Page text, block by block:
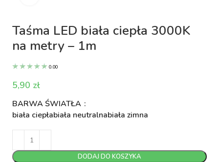
Taśma LED biała ciepła 3000K
na metry – 1m
0.00
zł
BARWA ŚWIATŁA
biała ciepłabiała neutralnabiała zimna
DODAJ DO KOSZYKA